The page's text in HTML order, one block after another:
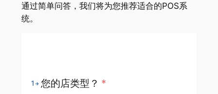
通过简单问答，我们将为您推荐适合的POS系
统。
1 您的店类型？ *